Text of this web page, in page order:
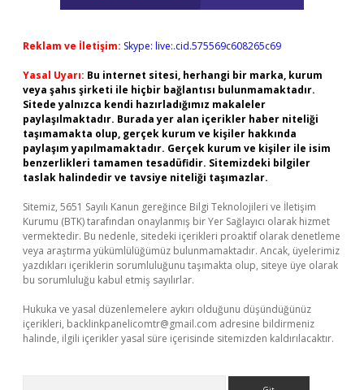
Reklam ve İletişim: Skype: live:.cid.575569c608265c69
Yasal Uyarı: Bu internet sitesi, herhangi bir marka, kurum
veya şahıs şirketi ile hiçbir bağlantısı bulunmamaktadır.
Sitede yalnızca kendi hazırladığımız makaleler
paylaşılmaktadır. Burada yer alan içerikler haber niteliği
taşımamakta olup, gerçek kurum ve kişiler hakkında
paylaşım yapılmamaktadır. Gerçek kurum ve kişiler ile isim
benzerlikleri tamamen tesadüfidir. Sitemizdeki bilgiler
taslak halindedir ve tavsiye niteliği taşımazlar.
Sitemiz, 5651 Sayılı Kanun gereğince Bilgi Teknolojileri ve İletişim
Kurumu (BTK) tarafından onaylanmış bir Yer Sağlayıcı olarak hizmet
vermektedir. Bu nedenle, sitedeki içerikleri proaktif olarak denetleme
veya araştırma yükümlülüğümüz bulunmamaktadır. Ancak, üyelerimiz
yazdıkları içeriklerin sorumluluğunu taşımakta olup, siteye üye olarak
bu sorumluluğu kabul etmiş sayılırlar.
Hukuka ve yasal düzenlemelere aykırı olduğunu düşündüğünüz
içerikleri, backlinkpanelicomtr@gmail.com adresine bildirmeniz
halinde, ilgili içerikler yasal süre içerisinde sitemizden kaldırılacaktır.